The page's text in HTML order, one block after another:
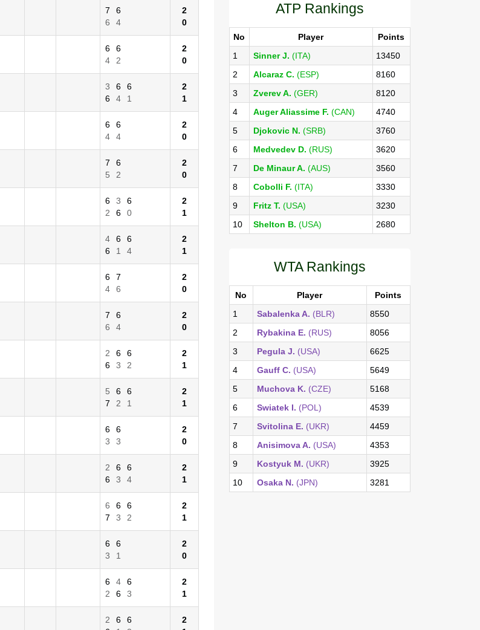
7
6
6
4
2
0
6
6
4
2
2
0
3 6
6
6
4 1
2
1
6
6
4
4
2
0
7
6
5
2
2
0
6 3
6
2
6 0
2
1
4 6
6
6
1 4
2
1
6
7
4
6
2
0
7
6
6
4
2
0
2 6
6
6
3 2
2
1
5 6
6
7
2 1
2
1
6
6
3
3
2
0
2 6
6
6
3 4
2
1
6 6
6
7
3 2
2
1
6
6
3
1
2
0
6 4
6
2
6 3
2
1
2 6
6
2
ATP Rankings
No Player
Points
1
Sinner J. (ITA)
13450
2
Alcaraz C. (ESP)
8160
3
Zverev A. (GER)
8120
4
Auger Aliassime F. (CAN)
4740
5
Djokovic N. (SRB)
3760
6
Medvedev D. (RUS)
3620
7
De Minaur A. (AUS)
3560
8
Cobolli F. (ITA)
3330
9
Fritz T. (USA)
3230
10
Shelton B. (USA) 2680
WTA Rankings
No Player
Points
1
Sabalenka A. (BLR)
8550
2
Rybakina E. (RUS)
8056
3
Pegula J. (USA)
6625
4
Gauff C. (USA)
5649
5
Muchova K. (CZE)
5168
6
Swiatek I. (POL)
4539
7
Svitolina E. (UKR)
4459
8
Anisimova A. (USA)
4353
9
Kostyuk M. (UKR)
3925
10
Osaka N. (JPN) 3281